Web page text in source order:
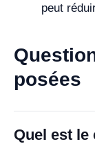
peut
posées
Quel est le